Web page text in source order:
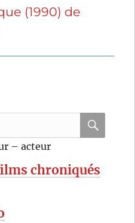
(1990) de
– acteur
chroniqués